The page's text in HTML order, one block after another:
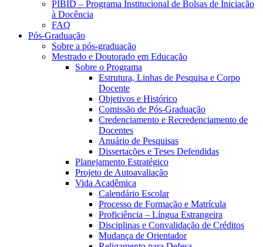
PIBID – Programa Institucional de Bolsas de Iniciação
à Docência
FAQ
Pós-Graduação
Sobre a pós-graduação
Mestrado e Doutorado em Educação
Sobre o Programa
Estrutura, Linhas de Pesquisa e Corpo
Docente
Objetivos e Histórico
Comissão de Pós-Graduação
Credenciamento e Recredenciamento de
Docentes
Anuário de Pesquisas
Dissertações e Teses Defendidas
Planejamento Estratégico
Projeto de Autoavaliação
Vida Acadêmica
Calendário Escolar
Processo de Formação e Matrícula
Proficiência – Língua Estrangeira
Disciplinas e Convalidação de Créditos
Mudança de Orientador